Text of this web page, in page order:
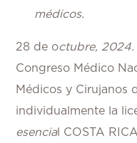
médicos.
28 de octubre, 2024.
Congreso Médico
Médicos y Cirujanos
individualmente la
esencial COSTA